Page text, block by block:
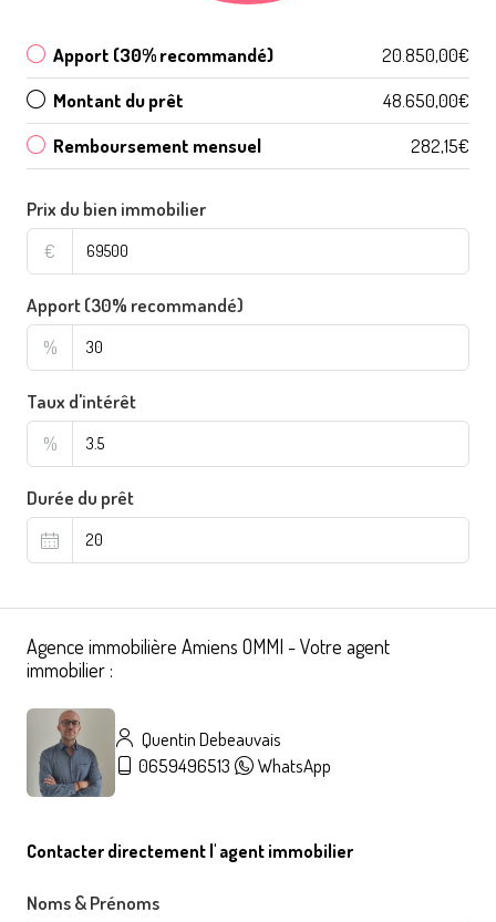
Apport (30% recommandé)
20.850,00€
Montant du prêt
48.650,00€
Remboursement mensuel
282,15€
Prix du bien immobilier
€
Apport (30% recommandé)
%
Taux d'intérêt
%
Durée du prêt
Agence immobilière Amiens OMMI - Votre agent
immobilier :
Quentin Debeauvais
0659496513
WhatsApp
Contacter directement l' agent immobilier
Noms & Prénoms